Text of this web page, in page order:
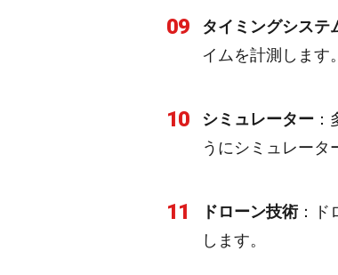
09 タイミングシステ
イムを計測します。
10 シミュレーター
うにシミュレータ
11 ドローン技術：ド
します。